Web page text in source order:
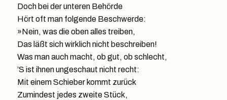
Doch bei der unteren Behörde
Hört oft man folgende Beschwerde:
»Nein, was die oben alles treiben,
Das läßt sich wirklich nicht beschreiben!
Was man auch macht, ob gut, ob schlecht,
’S ist ihnen ungeschaut nicht recht:
Mit einem Schieber kommt zurück
Zumindest jedes zweite Stück,